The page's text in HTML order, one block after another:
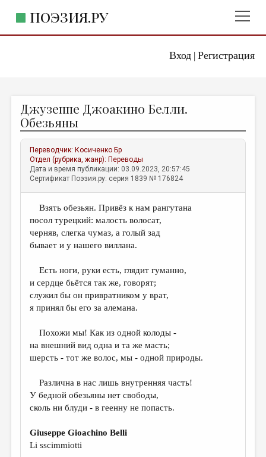
Вход| Регистрация
ПОЭЗИЯ.РУ
ЖАНРЫ
АВТОРЫ
КОММЕНТАРИИ
ЛИТСАЛОН
ПРАВИЛА САЙТА
ОТДЕЛЫ И РУБРИКИ
ДАЙДЖЕСТ
ПРОИЗВЕДЕНИЯ
КОНКУРСЫ
КНИЖНАЯ ПОЛКА
ОБЗОР ЛИТЕРАТУРЫ
СТРАНИЦЫ ПАМЯТИ
ОБЪЯВЛЕНИЯ
Джузеппе Джоакино Белли.
Обезьяны
Переводчик: Косиченко Бр
Отдел (рубрика, жанр): Переводы
Дата и время публикации: 03.09.2023, 20:57:45
Сертификат Поэзия.ру: серия 1839 № 176824
Взять обезьян. Привёз к нам рангутана
посол турецкий: малость волосат,
черняв, слегка чумаз, а голый зад
бывает и у нашего виллана.
Есть ноги, руки есть, глядит гуманно,
и сердце бьётся так же, говорят;
служил бы он привратником у врат,
я принял бы его за алемана.
Похожи мы! Как из одной колоды -
на внешний вид одна и та же масть;
шерсть - тот же волос, мы - одной природы.
Различна в нас лишь внутренняя часть!
У бедной обезьяны нет свободы,
сколь ни блуди - в геенну не попасть.
Giuseppe Gioachino Belli
Li sscimmiotti